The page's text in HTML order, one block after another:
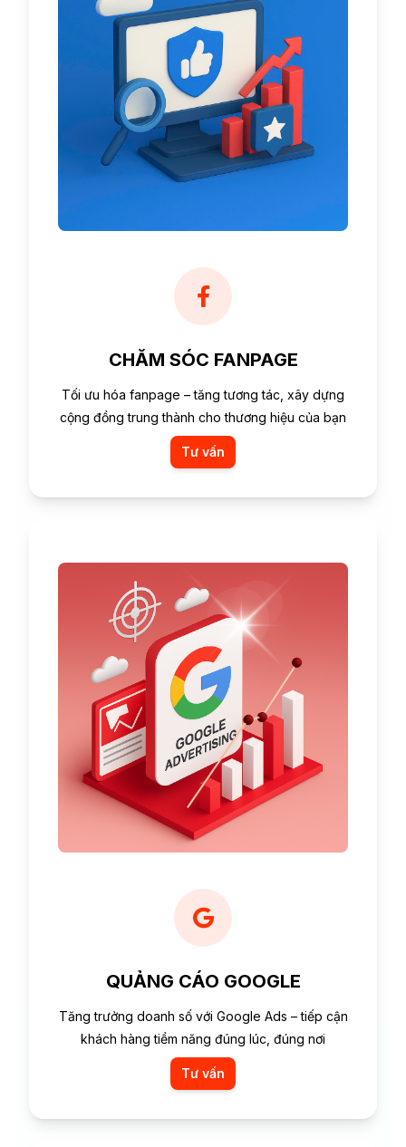
CHĂM SÓC FANPAGE
Tối ưu hóa fanpage – tăng tương tác, xây dựng
cộng đồng trung thành cho thương hiệu của bạn
Tư vấn
QUẢNG CÁO GOOGLE
Tăng trưởng doanh số với Google Ads – tiếp cận
khách hàng tiềm năng đúng lúc, đúng nơi
Tư vấn